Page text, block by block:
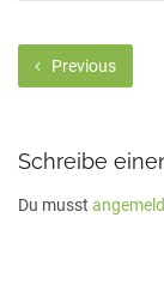
Previous
Schreibe
Du musst